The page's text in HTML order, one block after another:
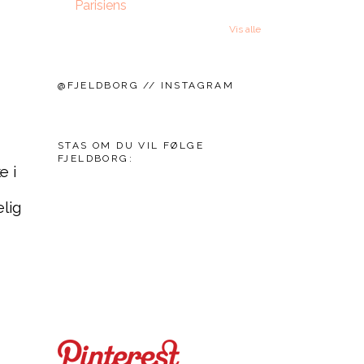
i
Parisiens
Vis alle
@FJELDBORG // INSTAGRAM
STAS OM DU VIL FØLGE
FJELDBORG: